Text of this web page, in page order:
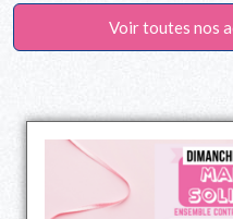
Voir toutes nos